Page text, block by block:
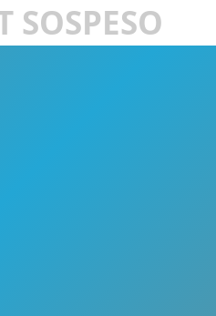
SOSPESO